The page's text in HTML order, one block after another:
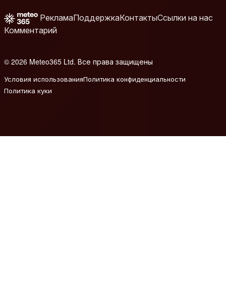
РекламаПоддержкаКонтактыСсылки на нас
Комментарий
© 2026 Meteo365 Ltd. Все права защищены
Условия использованияПолитика конфиденциальности
Политика куки